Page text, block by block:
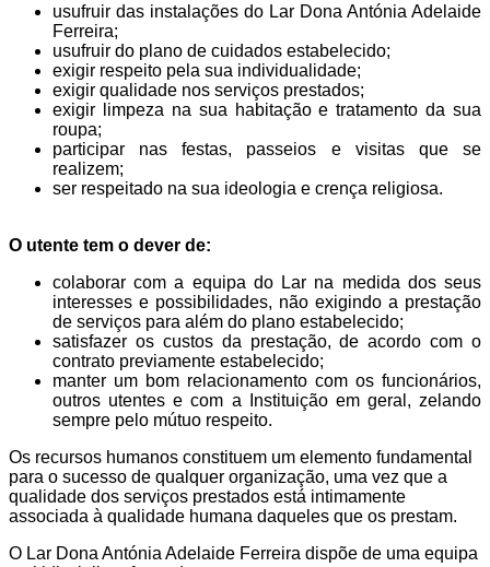
usufruir das instalações do Lar Dona Antónia Adelaide
Ferreira;
usufruir do plano de cuidados estabelecido;
exigir respeito pela sua individualidade;
exigir qualidade nos serviços prestados;
exigir limpeza na sua habitação e tratamento da sua
roupa;
participar nas festas, passeios e visitas que se
realizem;
ser respeitado na sua ideologia e crença religiosa.
O utente tem o dever de:
colaborar com a equipa do Lar na medida dos seus
interesses e possibilidades, não exigindo a prestação
de serviços para além do plano estabelecido;
satisfazer os custos da prestação, de acordo com o
contrato previamente estabelecido;
manter um bom relacionamento com os funcionários,
outros utentes e com a Instituição em geral, zelando
sempre pelo mútuo respeito.
Os recursos humanos constituem um elemento fundamental
para o sucesso de qualquer organização, uma vez que a
qualidade dos serviços prestados está intimamente
associada à qualidade humana daqueles que os prestam.
O Lar Dona Antónia Adelaide Ferreira dispõe de uma equipa